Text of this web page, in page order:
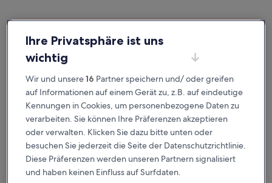
Kostenlose Stornierung bei
Planänderungen
Verdiene Prämien für jede
wahrgenommene Übernachtung
Mehr sparen mit Preisen für Mitglieder
Überprüfe die Preise für diese Daten
Ihre Privatsphäre ist uns
wichtig
Wir und unsere16 Partner speichern und/ oder greifen
auf Informationen auf einem Gerät zu, z.B. auf eindeutige
Kennungen in Cookies, um personenbezogene Daten zu
verarbeiten. Sie können Ihre Präferenzen akzeptieren
oder verwalten. Klicken Sie dazu bitte unten oder
besuchen Sie jederzeit die Seite der Datenschutzrichtlinie.
Diese Präferenzen werden unseren Partnern signalisiert
und haben keinen Einfluss auf Surfdaten.